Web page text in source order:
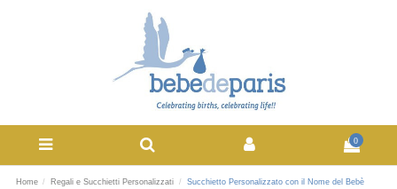
0
Home Regali e Succhietti Personalizzati Succhietto Personalizzato con il Nome del Bebè